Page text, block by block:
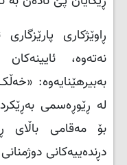
ڕاوێژکاری
نەتەوە،
بەبیرهێنایەوە:
لە ڕێوڕەسمی
بۆ مەقامی باڵای
دڕندەییەکانی